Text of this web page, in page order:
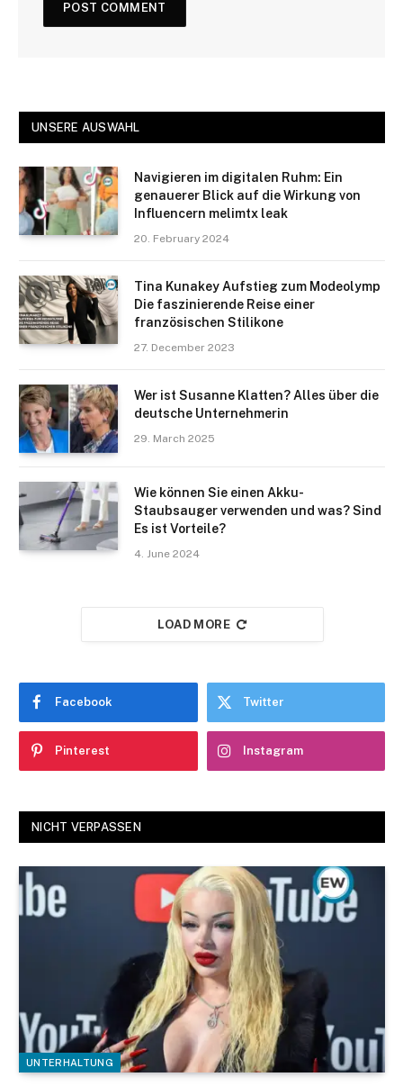
UNSERE AUSWAHL
Navigieren im digitalen Ruhm: Ein
genauerer Blick auf die Wirkung von
Influencern melimtx leak
20. February 2024
Tina Kunakey Aufstieg zum Modeolymp
Die faszinierende Reise einer
französischen Stilikone
27. December 2023
Wer ist Susanne Klatten? Alles über die
deutsche Unternehmerin
29. March 2025
Wie können Sie einen Akku-
Staubsauger verwenden und was? Sind
Es ist Vorteile?
4. June 2024
LOAD MORE
Facebook Twitter
Pinterest Instagram
NICHT VERPASSEN
UNTERHALTUNG